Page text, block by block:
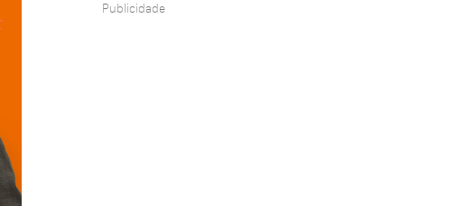
Publicidade